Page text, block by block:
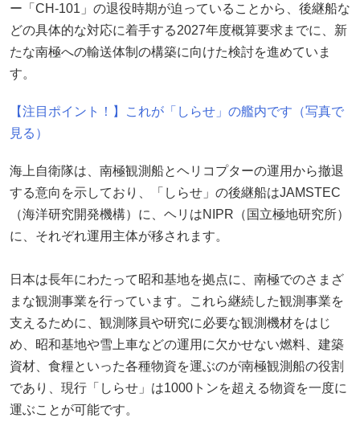
ー「CH-101」の退役時期が迫っていることから、後継船な
どの具体的な対応に着手する2027年度概算要求までに、新
たな南極への輸送体制の構築に向けた検討を進めていま
す。
【注目ポイント！】これが「しらせ」の艦内です（写真で
見る）
海上自衛隊は、南極観測船とヘリコプターの運用から撤退
する意向を示しており、「しらせ」の後継船はJAMSTEC
（海洋研究開発機構）に、ヘリはNIPR（国立極地研究所）
に、それぞれ運用主体が移されます。
日本は長年にわたって昭和基地を拠点に、南極でのさまざ
まな観測事業を行っています。これら継続した観測事業を
支えるために、観測隊員や研究に必要な観測機材をはじ
め、昭和基地や雪上車などの運用に欠かせない燃料、建築
資材、食糧といった各種物資を運ぶのが南極観測船の役割
であり、現行「しらせ」は1000トンを超える物資を一度に
運ぶことが可能です。